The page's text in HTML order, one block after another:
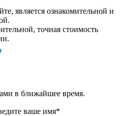
является ознакомительной и
точная стоимость
в ближайшее время.
ваше имя*